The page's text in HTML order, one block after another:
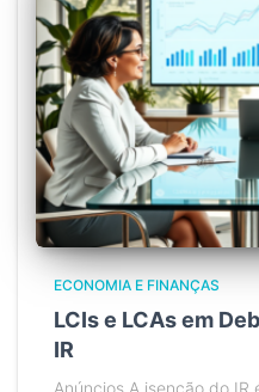
ECONOMIA E FINANÇAS
LCIs e LCAs em
IR